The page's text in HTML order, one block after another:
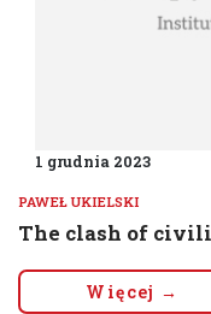
1 grudnia 2023
PAWEŁ UKIELSKI
The clash of
Więcej →